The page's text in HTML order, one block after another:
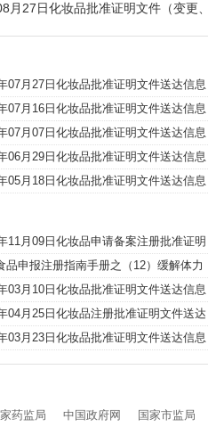
月27日化妆品批准证明文件（变更
07月27日化妆品批准证明文件送达信息
07月16日化妆品批准证明文件送达信息
07月07日化妆品批准证明文件送达信息
06月29日化妆品批准证明文件送达信息
05月18日化妆品批准证明文件送达信息
11月09日化妆品申请备案注册批准证明
送达信息发布
品申报注册指南手册之（12）缓解体力
03月10日化妆品批准证明文件送达信息
04月25日化妆品注册批准证明文件送达
03月23日化妆品批准证明文件送达信息
药监局 中国政府网 国家市监局